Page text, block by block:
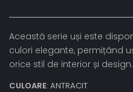
Această serie uși este
culori elegante, permițând
orice stil de interior și design.
CULOARE: ANTRACIT